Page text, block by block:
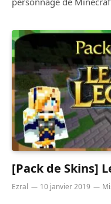
[Pack de Skins]
Ezral 10 janvier 2019